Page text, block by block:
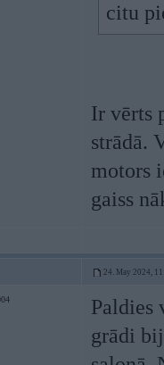
citu
Ir vērts
strādā.
motors
gaiss
24. May 2024,
Paldies
grādi